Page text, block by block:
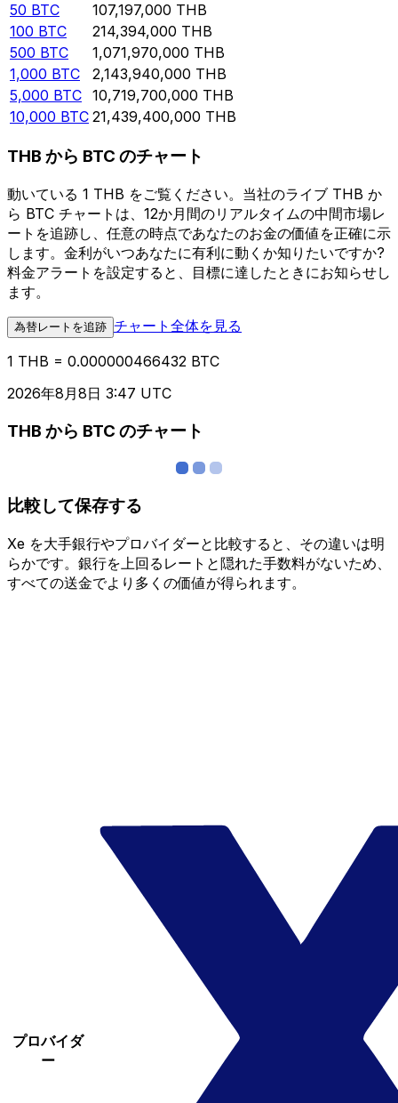
50 BTC 107,197,000 THB
100 BTC 214,394,000 THB
500 BTC 1,071,970,000 THB
1,000 BTC 2,143,940,000 THB
5,000 BTC 10,719,700,000 THB
10,000 BTC 21,439,400,000 THB
THB から BTC のチャート
動いている 1 THB をご覧ください。当社のライブ THB か
ら BTC チャートは、12か月間のリアルタイムの中間市場レ
ートを追跡し、任意の時点であなたのお金の価値を正確に示
します。金利がいつあなたに有利に動くか知りたいですか?
料金アラートを設定すると、目標に達したときにお知らせし
ます。
為替レートを追跡 チャート全体を見る
1 THB = 0.000000466432 BTC
2026年8月8日 3:47 UTC
THB から BTC のチャート
比較して保存する
Xe を大手銀行やプロバイダーと比較すると、その違いは明
らかです。銀行を上回るレートと隠れた手数料がないため、
すべての送金でより多くの価値が得られます。
プロバイダ
ー